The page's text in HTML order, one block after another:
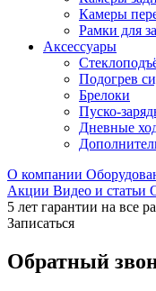
Камеры
Рамки для
Аксессуары
Подогрев
Брелоки
Пуско-
Дневные
О компании
Акции Видео и статьи
5 лет гарантии на все
Записаться
Обратный